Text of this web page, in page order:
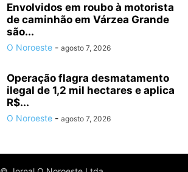
Envolvidos em roubo à motorista
de caminhão em Várzea Grande
são...
O Noroeste - agosto 7, 2026
Operação flagra desmatamento
ilegal de 1,2 mil hectares e aplica
R$...
O Noroeste - agosto 7, 2026